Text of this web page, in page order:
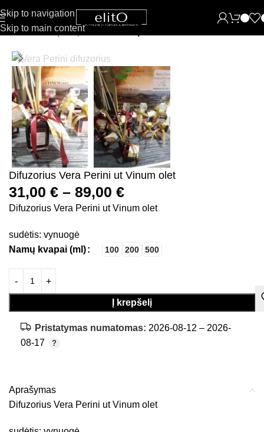
Skip to navigation
Skip to main content
Pradžia Namų kvapai
Difuzorius Vera Perini ut Vinum olet
31,00 € – 89,00 €
Difuzorius Vera Perini ut Vinum olet
sudėtis: vynuogė
Namų kvapai (ml)
100 200 500
Į krepšelį
Pristatymas numatomas: 2026-08-12 – 2026-
08-17
Aprašymas
Difuzorius Vera Perini ut Vinum olet